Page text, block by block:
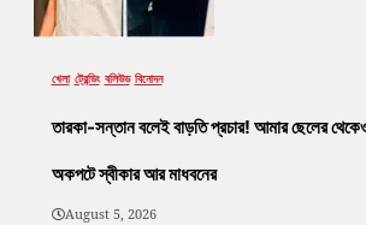
খেলা ট্রেন্ডিং বলিউড বিনোদন
তারকা-সন্তান বলেই বাড়তি প্রচার! আমার ছেলের
অকপটে স্বীকার আর মাধবনের
August 5, 2026